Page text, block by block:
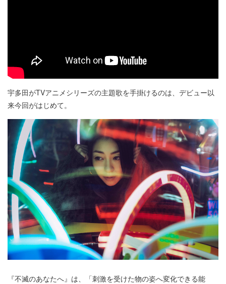
宇多田がTVアニメシリーズの主題歌を手掛けるのは、デビュー以
来今回がはじめて。
『不滅のあなたへ』は、「刺激を受けた物の姿へ変化できる能